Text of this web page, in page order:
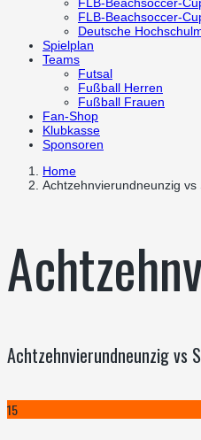
FLB-Beachsoccer-
Deutsche
Spielplan
Teams
Futsal
Fußball Herren
Fußball Frauen
Fan-Shop
Klubkasse
Sponsoren
Home
Achtzehnvierundneunzig vs
Achtzehnvierundneunzig vs
15